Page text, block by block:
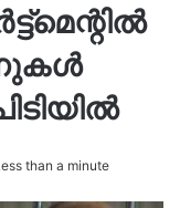
than a minute